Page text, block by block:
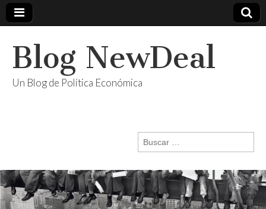
Blog NewDeal
Un Blog de Política Económica
Buscar: